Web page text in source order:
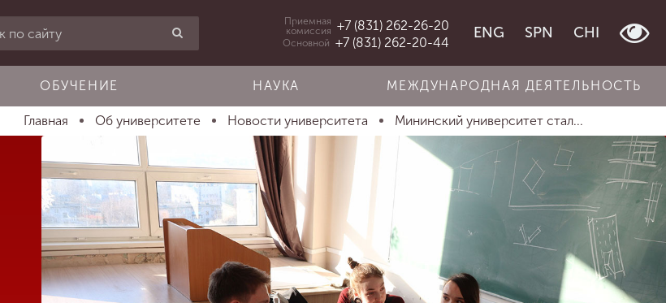
Приемная
комиссия +7 (831) 262-26-20
Основной +7 (831) 262-20-44
ENG SPN CHI
ОБУЧЕНИЕ НАУКА МЕЖДУНАРОДНАЯ ДЕЯТЕЛЬНОСТЬ
Главная Об университете Новости университета Мининский университет стал...